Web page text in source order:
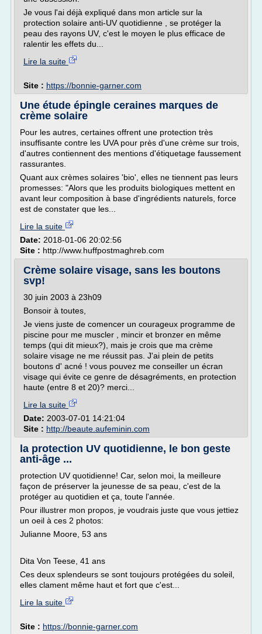
Je vous l'ai déjà expliqué dans mon article sur la
protection solaire anti-UV quotidienne , se protéger la
peau des rayons UV, c'est le moyen le plus efficace de
ralentir les effets du...
Lire la suite
Site : https://bonnie-garner.com
Une étude épingle ceraines marques de
crème solaire
Pour les autres, certaines offrent une protection très
insuffisante contre les UVA pour près d'une crème sur trois,
d'autres contiennent des mentions d'étiquetage faussement
rassurantes.
Quant aux crèmes solaires 'bio', elles ne tiennent pas leurs
promesses: "Alors que les produits biologiques mettent en
avant leur composition à base d'ingrédients naturels, force
est de constater que les...
Lire la suite
Date: 2018-01-06 20:02:56
Site : http://www.huffpostmaghreb.com
Crème solaire visage, sans les boutons
svp!
30 juin 2003 à 23h09
Bonsoir à toutes,
Je viens juste de comencer un courageux programme de
piscine pour me muscler , mincir et bronzer en même
temps (qui dit mieux?), mais je crois que ma crème
solaire visage ne me réussit pas. J'ai plein de petits
boutons d' acné ! vous pouvez me conseiller un écran
visage qui évite ce genre de désagréments, en protection
haute (entre 8 et 20)? merci...
Lire la suite
Date: 2003-07-01 14:21:04
Site : http://beaute.aufeminin.com
la protection UV quotidienne, le bon geste
anti-âge ...
protection UV quotidienne! Car, selon moi, la meilleure
façon de préserver la jeunesse de sa peau, c'est de la
protéger au quotidien et ça, toute l'année.
Pour illustrer mon propos, je voudrais juste que vous jettiez
un oeil à ces 2 photos:
Julianne Moore, 53 ans
Dita Von Teese, 41 ans
Ces deux splendeurs se sont toujours protégées du soleil,
elles clament même haut et fort que c'est...
Lire la suite
Site : https://bonnie-garner.com